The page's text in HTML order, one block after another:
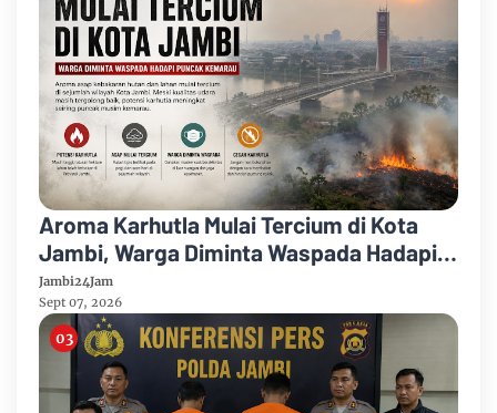
Aroma Karhutla Mulai Tercium di Kota
Jambi, Warga Diminta Waspada Hadapi
Puncak Kemarau
Jambi24Jam
Sept 07, 2026